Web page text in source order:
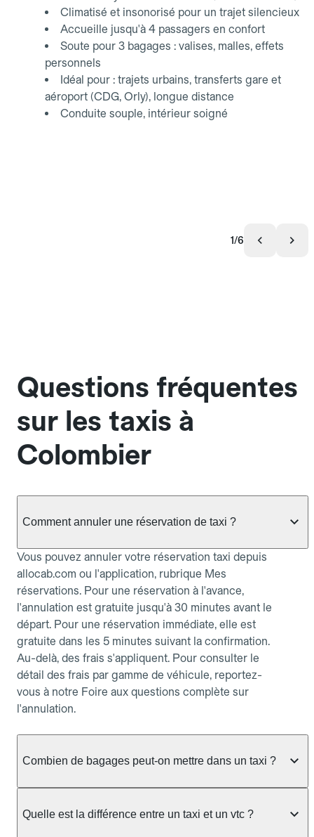
Climatisé et insonorisé pour un trajet silencieux
Accueille jusqu'à 4 passagers en confort
Soute pour 3 bagages : valises, malles, effets
personnels
Idéal pour : trajets urbains, transferts gare et
aéroport (CDG, Orly), longue distance
Conduite souple, intérieur soigné
1/6
Questions fréquentes
sur les taxis à
Colombier
Comment annuler une réservation de taxi ?
Vous pouvez annuler votre réservation taxi depuis
allocab.com ou l'application, rubrique Mes
réservations. Pour une réservation à l'avance,
l'annulation est gratuite jusqu'à 30 minutes avant le
départ. Pour une réservation immédiate, elle est
gratuite dans les 5 minutes suivant la confirmation.
Au-delà, des frais s'appliquent. Pour consulter le
détail des frais par gamme de véhicule, reportez-
vous à notre Foire aux questions complète sur
l'annulation.
Combien de bagages peut-on mettre dans un taxi ?
taxi berline accueille en général jusqu'à 3 bagages
Quelle est la différence entre un taxi et un vtc ?